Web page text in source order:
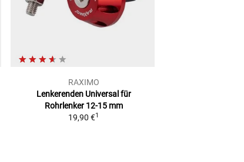
RAXIMO
Lenkerenden Universal für
Rohrlenker 12-15 mm
19,90 €1